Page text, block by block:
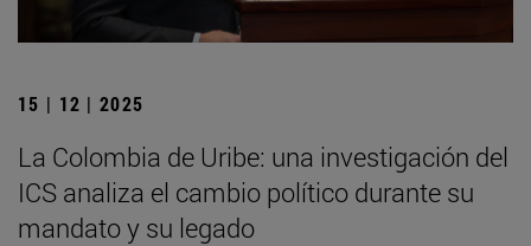
15 | 12 | 2025
La Colombia de Uribe: una investigación del
ICS analiza el cambio político durante su
mandato y su legado